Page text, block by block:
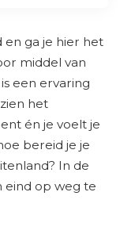
en ga je hier het
middel van
een ervaring
het
én je voelt je
bereid je je
In de
eind op weg te